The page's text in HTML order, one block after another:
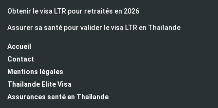
Obtenir le visa LTR pour retraités en 2026
Assurer sa santé pour valider le visa LTR en Thaïlande
Accueil
Contact
Mentions légales
Thailande Elite Visa
Assurances santé en Thaïlande